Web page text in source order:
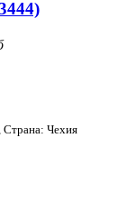
Страна: Чехия